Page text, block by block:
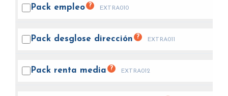
Pack empleo ? EXTRA010
Pack desglose dirección ? EXTRA011
Pack renta media ? EXTRA012